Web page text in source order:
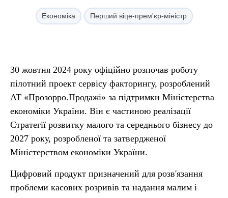
Економіка Перший віце-прем'єр-міністр
30 жовтня 2024 року офіційно розпочав роботу
пілотний проект сервісу факторингу, розроблений
АТ «Прозорро.Продажі» за підтримки Міністерства
економіки України. Він є частиною реалізації
Стратегії розвитку малого та середнього бізнесу до
2027 року, розробленої та затвердженої
Міністерством економіки України.
Цифровий продукт призначений для розв'язання
проблеми касових розривів та надання малим і